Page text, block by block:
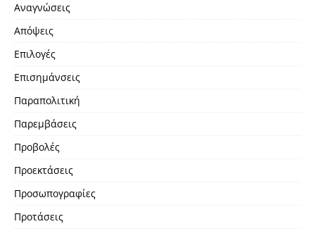
Αναγνώσεις
Απόψεις
Επιλογές
Επισημάνσεις
Παραπολιτική
Παρεμβάσεις
Προβολές
Προεκτάσεις
Προσωπογραφίες
Προτάσεις